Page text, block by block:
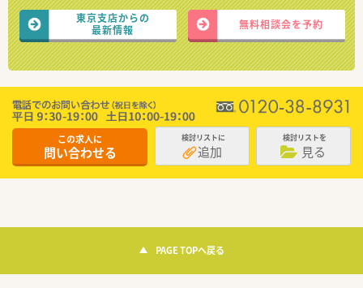
東京支店からの
最新情報
無料相談会を予約
この求人に
問い合わせる
検討リストに
追加
検討リストを
見る
PAGE TOPへ戻る